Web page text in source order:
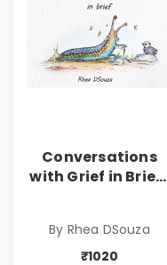
Conversations
with Grief in Brief |
By Rhea DSouza
₹1020